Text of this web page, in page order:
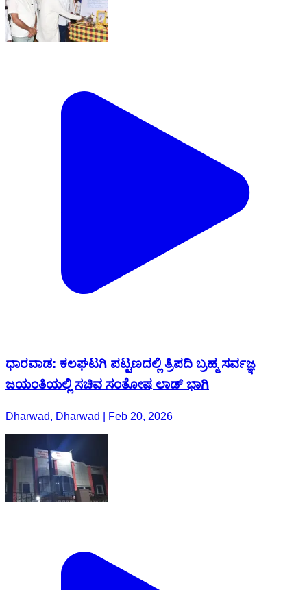
ಧಾರವಾಡ: ಕಲಘಟಗಿ ಪಟ್ಟಣದಲ್ಲಿ ತ್ರಿಪದಿ ಬ್ರಹ್ಮ ಸರ್ವಜ್ಞ
ಜಯಂತಿಯಲ್ಲಿ ಸಚಿವ ಸಂತೋಷ ಲಾಡ್ ಭಾಗಿ
Dharwad, Dharwad | Feb 20, 2026